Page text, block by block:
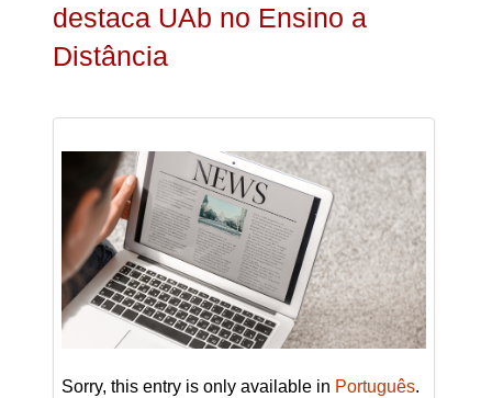
destaca UAb no Ensino a
Distância
Sorry, this entry is only available in Português.